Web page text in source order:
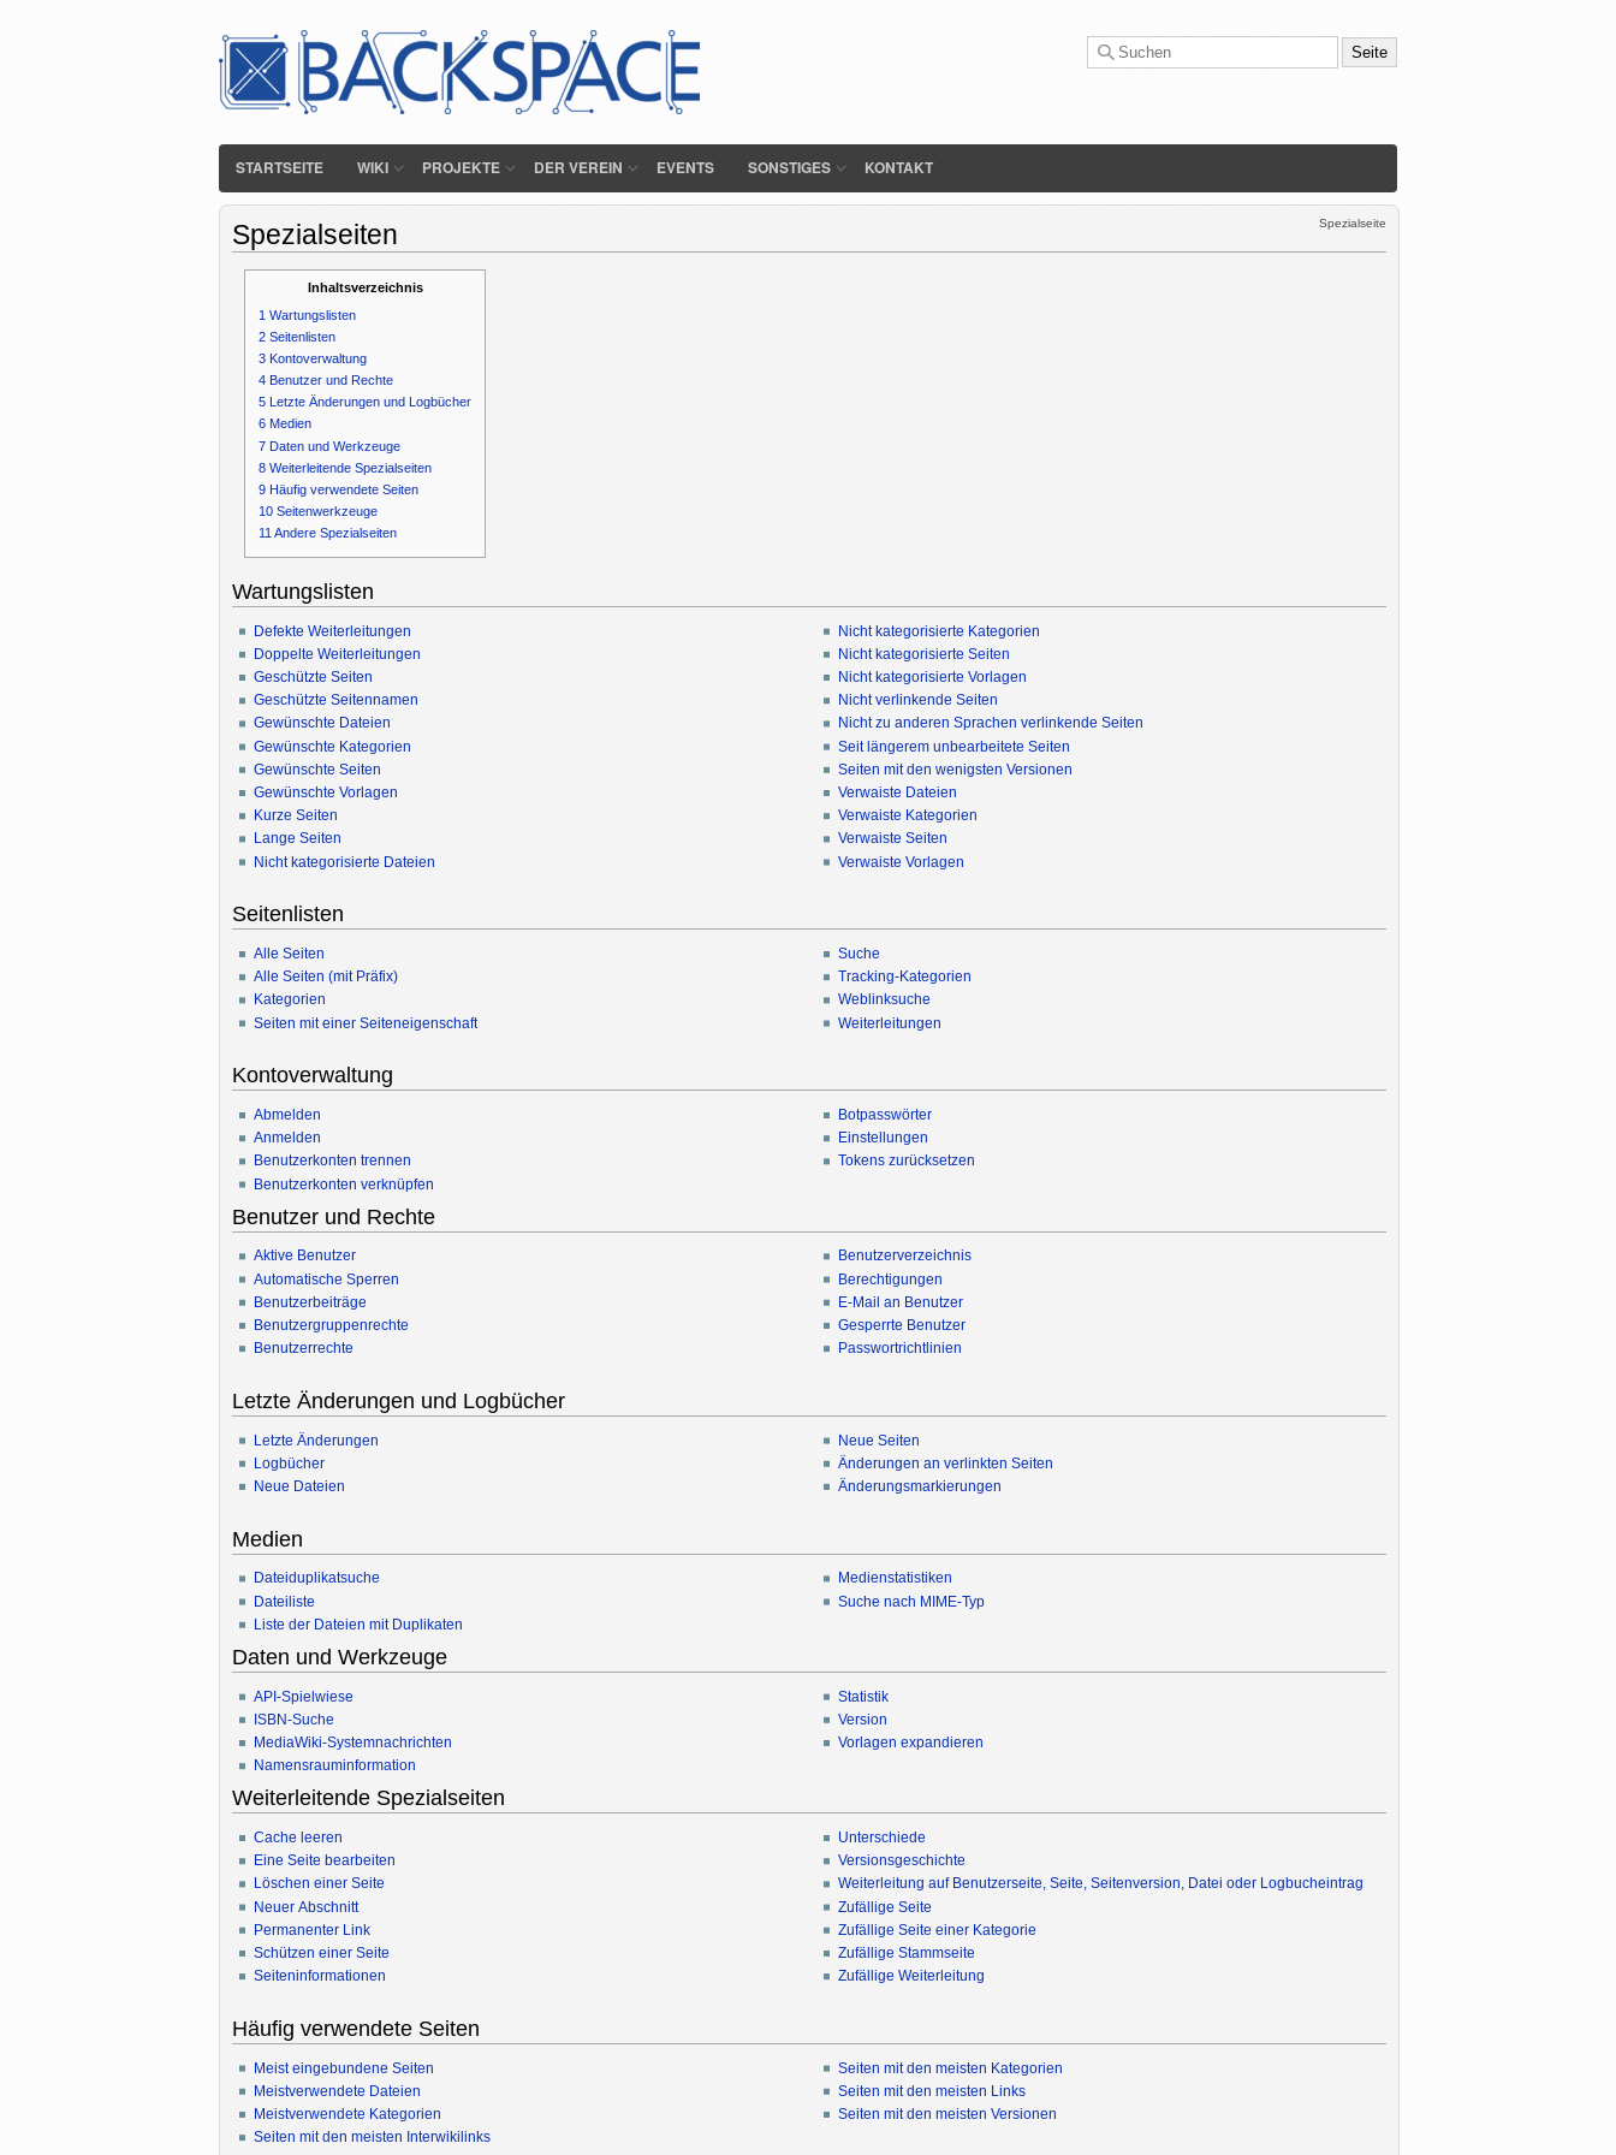
STARTSEITE WIKI PROJEKTE DER VEREIN EVENTS SONSTIGES KONTAKT
Spezialseite
Spezialseiten
Inhaltsverzeichnis
1 Wartungslisten
2 Seitenlisten
3 Kontoverwaltung
4 Benutzer und Rechte
5
Letzte Änderungen und Logbücher
6 Medien
7 Daten und Werkzeuge
8 Weiterleitende Spezialseiten
9 Häufig verwendete Seiten
10 Seitenwerkzeuge
11 Andere Spezialseiten
Wartungslisten
Defekte Weiterleitungen
Doppelte Weiterleitungen
Geschützte Seiten
Geschützte Seitennamen
Gewünschte Dateien
Gewünschte Kategorien
Gewünschte Seiten
Gewünschte Vorlagen
Kurze Seiten
Lange Seiten
Nicht kategorisierte Dateien
Nicht kategorisierte Kategorien
Nicht kategorisierte Seiten
Nicht kategorisierte Vorlagen
Nicht verlinkende Seiten
Nicht zu anderen Sprachen verlinkende Seiten
Seit längerem unbearbeitete Seiten
Seiten mit den wenigsten Versionen
Verwaiste Dateien
Verwaiste Kategorien
Verwaiste Seiten
Verwaiste Vorlagen
Seitenlisten
Alle Seiten
Alle Seiten (mit Präfix)
Kategorien
Seiten mit einer Seiteneigenschaft
Suche
Tracking-Kategorien
Weblinksuche
Weiterleitungen
Kontoverwaltung
Abmelden
Anmelden
Benutzerkonten trennen
Benutzerkonten verknüpfen
Botpasswörter
Einstellungen
Tokens zurücksetzen
Benutzer und Rechte
Aktive Benutzer
Automatische Sperren
Benutzerbeiträge
Benutzergruppenrechte
Benutzerrechte
Benutzerverzeichnis
Berechtigungen
E-Mail an Benutzer
Gesperrte Benutzer
Passwortrichtlinien
Letzte Änderungen und Logbücher
Letzte Änderungen
Logbücher
Neue Dateien
Neue Seiten
Änderungen an verlinkten Seiten
Änderungsmarkierungen
Medien
Dateiduplikatsuche
Dateiliste
Liste der Dateien mit Duplikaten
Medienstatistiken
Suche nach MIME-Typ
Daten und Werkzeuge
API-Spielwiese
ISBN-Suche
MediaWiki-Systemnachrichten
Namensrauminformation
Statistik
Version
Vorlagen expandieren
Weiterleitende Spezialseiten
Cache leeren
Eine Seite bearbeiten
Löschen einer Seite
Neuer Abschnitt
Permanenter Link
Schützen einer Seite
Seiteninformationen
Unterschiede
Versionsgeschichte
Weiterleitung auf Benutzerseite, Seite, Seitenversion, Datei oder Logbucheintrag
Zufällige Seite
Zufällige Seite einer Kategorie
Zufällige Stammseite
Zufällige Weiterleitung
Häufig verwendete Seiten
Meist eingebundene Seiten
Meistverwendete Dateien
Meistverwendete Kategorien
Seiten mit den meisten Interwikilinks
Seiten mit den meisten Kategorien
Seiten mit den meisten Links
Seiten mit den meisten Versionen